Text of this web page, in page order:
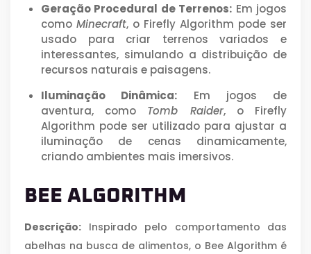
Geração Procedural de Terrenos: Em jogos
como Minecraft, o Firefly Algorithm pode ser
usado para criar terrenos variados e
interessantes, simulando a distribuição de
recursos naturais e paisagens.
Iluminação Dinâmica: Em jogos de
aventura, como Tomb Raider, o Firefly
Algorithm pode ser utilizado para ajustar a
iluminação de cenas dinamicamente,
criando ambientes mais imersivos.
BEE ALGORITHM
Descrição: Inspirado pelo comportamento das
abelhas na busca de alimentos, o Bee Algorithm é